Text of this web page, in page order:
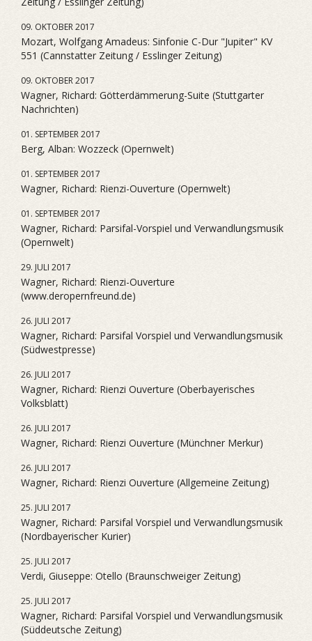
09. OKTOBER 2017
Mozart, Wolfgang Amadeus: Sinfonie C-Dur "Jupiter" KV
551 (Cannstatter Zeitung / Esslinger Zeitung)
09. OKTOBER 2017
Wagner, Richard: Götterdämmerung-Suite (Stuttgarter
Nachrichten)
01. SEPTEMBER 2017
Berg, Alban: Wozzeck (Opernwelt)
01. SEPTEMBER 2017
Wagner, Richard: Rienzi-Ouverture (Opernwelt)
01. SEPTEMBER 2017
Wagner, Richard: Parsifal-Vorspiel und Verwandlungsmusik
(Opernwelt)
29. JULI 2017
Wagner, Richard: Rienzi-Ouverture
(www.deropernfreund.de)
26. JULI 2017
Wagner, Richard: Parsifal Vorspiel und Verwandlungsmusik
(Südwestpresse)
26. JULI 2017
Wagner, Richard: Rienzi Ouverture (Oberbayerisches
Volksblatt)
26. JULI 2017
Wagner, Richard: Rienzi Ouverture (Münchner Merkur)
26. JULI 2017
Wagner, Richard: Rienzi Ouverture (Allgemeine Zeitung)
25. JULI 2017
Wagner, Richard: Parsifal Vorspiel und Verwandlungsmusik
(Nordbayerischer Kurier)
25. JULI 2017
Verdi, Giuseppe: Otello (Braunschweiger Zeitung)
25. JULI 2017
Wagner, Richard: Parsifal Vorspiel und Verwandlungsmusik
(Süddeutsche Zeitung)